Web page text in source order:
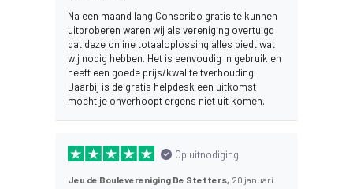
Na een maand lang Conscribo gratis te kunnen
uitproberen waren wij als vereniging overtuigd
dat deze online totaaloplossing alles biedt wat
wij nodig hebben. Het is eenvoudig in gebruik en
heeft een goede prijs/kwaliteitverhouding.
Daarbij is de gratis helpdesk een uitkomst
mocht je onverhoopt ergens niet uit komen.
Op uitnodiging
Jeu de Boulevereniging De Stetters, 20 januari